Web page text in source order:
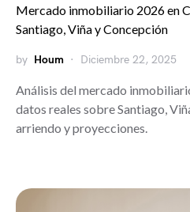
Mercado inmobiliario 2026 en
Santiago, Viña y Concepción
by Houm Diciembre 22, 2025
Análisis del mercado
datos reales sobre Santiago,
arriendo y proyecciones.